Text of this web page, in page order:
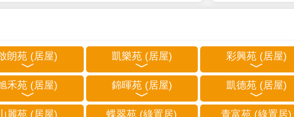
朗苑 (居屋) 凱樂苑 (居屋) 彩興苑 (居屋)
禾苑 (居屋) 錦暉苑 (居屋) 凱德苑 (居屋)
麗苑 (居屋) 蝶翠苑 (綠置居) 青富苑 (綠置居)